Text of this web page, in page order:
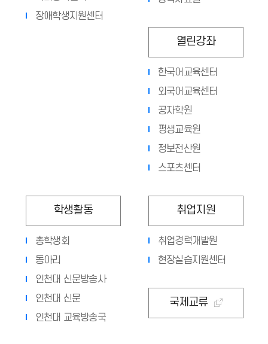
장애학생지원센터
열린강좌
한국어교육센터
외국어교육센터
공자학원
평생교육원
정보전산원
스포츠센터
학생활동
총학생회
동아리
인천대 신문방송사
인천대 신문
인천대 교육방송국
취업지원
취업경력개발원
현장실습지원센터
국제교류